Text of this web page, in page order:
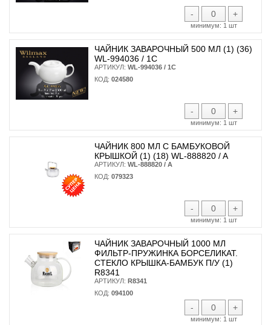
- +
минимум: 1 шт
ЧАЙНИК ЗАВАРОЧНЫЙ 500 МЛ (1) (36)
WL-994036 / 1C
АРТИКУЛ: WL-994036 / 1C
КОД: 024580
- +
минимум: 1 шт
ЧАЙНИК 800 МЛ С БАМБУКОВОЙ
КРЫШКОЙ (1) (18) WL-888820 / A
АРТИКУЛ: WL-888820 / A
КОД: 079323
- +
минимум: 1 шт
ЧАЙНИК ЗАВАРОЧНЫЙ 1000 МЛ
ФИЛЬТР-ПРУЖИНКА БОРСЕЛИКАТ.
СТЕКЛО КРЫШКА-БАМБУК П/У (1)
R8341
АРТИКУЛ: R8341
КОД: 094100
- +
минимум: 1 шт